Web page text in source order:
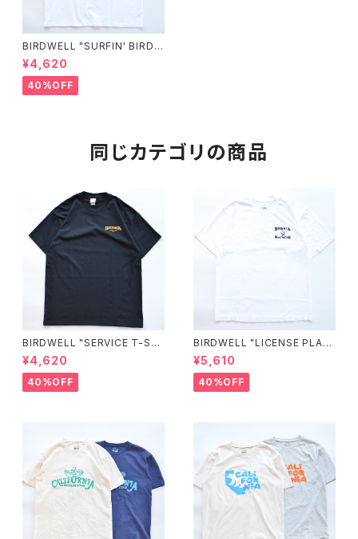
BIRDWELL "SURFIN' BIRDIE
T-SHIRT"
¥4,620
40%OFF
同じカテゴリの商品
BIRDWELL "SERVICE T-SHI
RT"
¥4,620
40%OFF
BIRDWELL "LICENSE PLAT
E TEE"
¥5,610
40%OFF